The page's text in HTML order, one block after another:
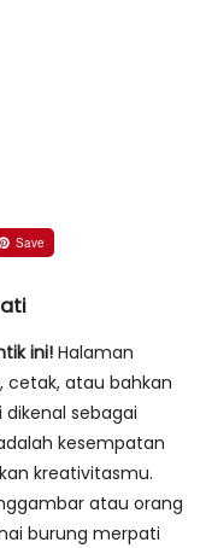
Save
ini!Halaman
cetak, atau bahkan
sebagai
kesempatan
kreativitasmu.
atau orang
burung merpati